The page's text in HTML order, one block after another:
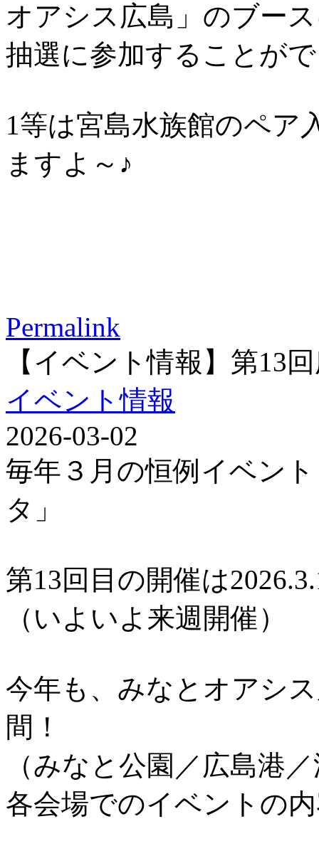
オアシス広島」のブー
抽選に参加することが
1等は宮島水族館のペア
ますよ～♪
Permalink
【イベント情報】第13
イベント情報
2026-03-02
毎年３月の恒例イベン
タ」
第13回目の開催は
（いよいよ来週開催）
今年も、みなとオアシ
間！
（みなと公園／広島港
各会場でのイベントの